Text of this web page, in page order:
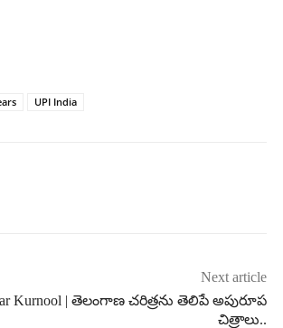
UPI India
Next article
Kurnool | తెలంగాణ చరిత్రను తెలిపే అపురూప
చిత్రాలు..